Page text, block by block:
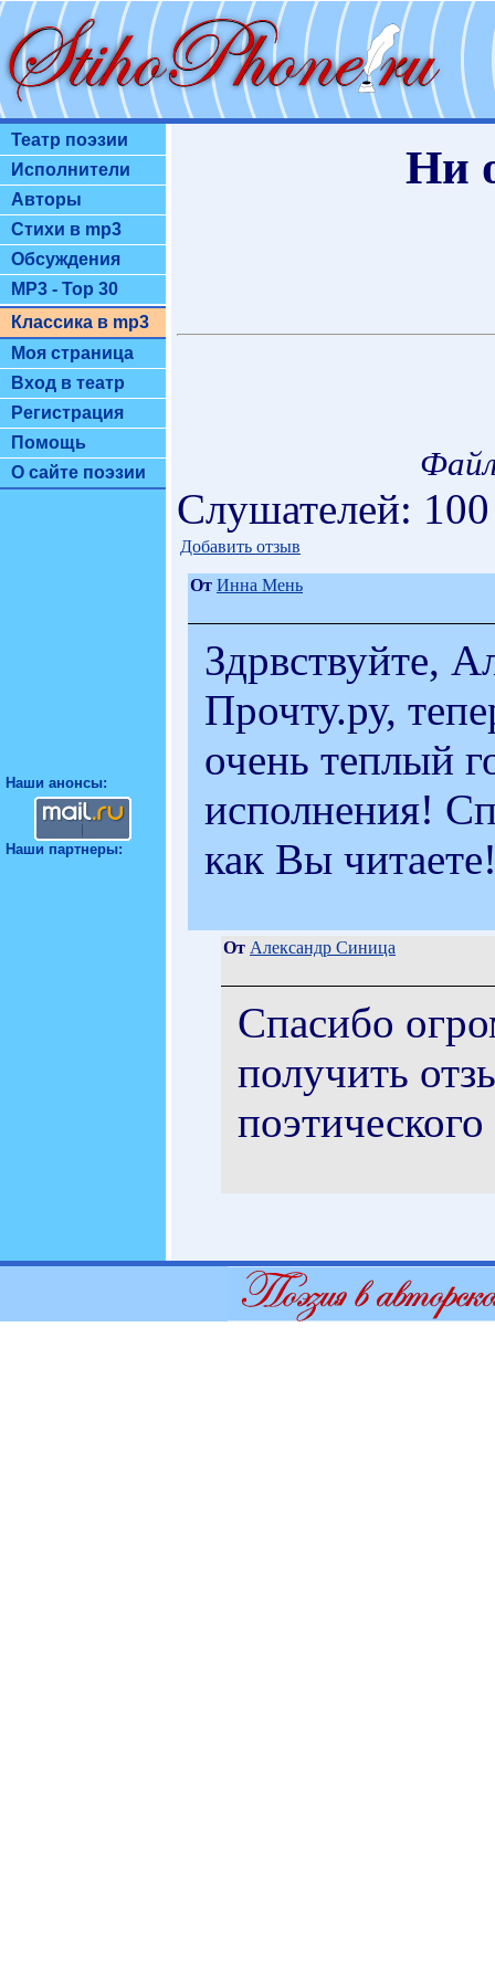
Театр поэзии
Исполнители
Авторы
Стихи в mp3
Обсуждения
MP3 - Top 30
Классика в mp3
Моя страница
Вход в театр
Регистрация
Помощь
О сайте поэзии
Наши анонсы:
Наши партнеры:
Ни
Слушателей:
Добавить отзыв
От Инна Мень
Здрвствуйте,
Прочту.ру,
очень теплый
исполнения!
как Вы
От Александр Синица
Спасибо
получить
поэтического